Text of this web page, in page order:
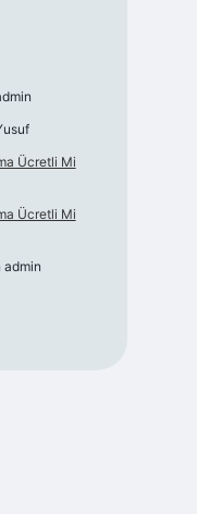
Ücretli Mi
Ücretli Mi
admin